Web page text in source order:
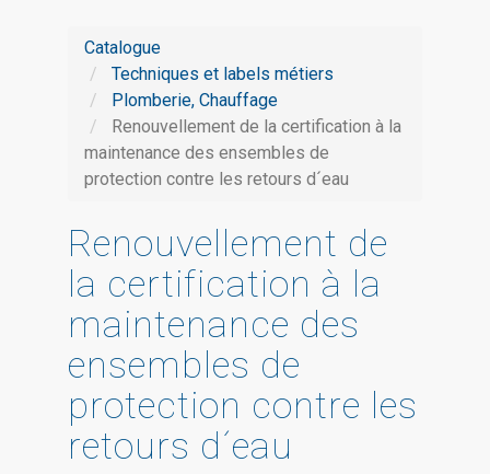
Catalogue
Techniques et labels métiers
Plomberie, Chauffage
Renouvellement de la certification à la
maintenance des ensembles de
protection contre les retours d´eau
Renouvellement de
la certification à la
maintenance des
ensembles de
protection contre les
retours d´eau